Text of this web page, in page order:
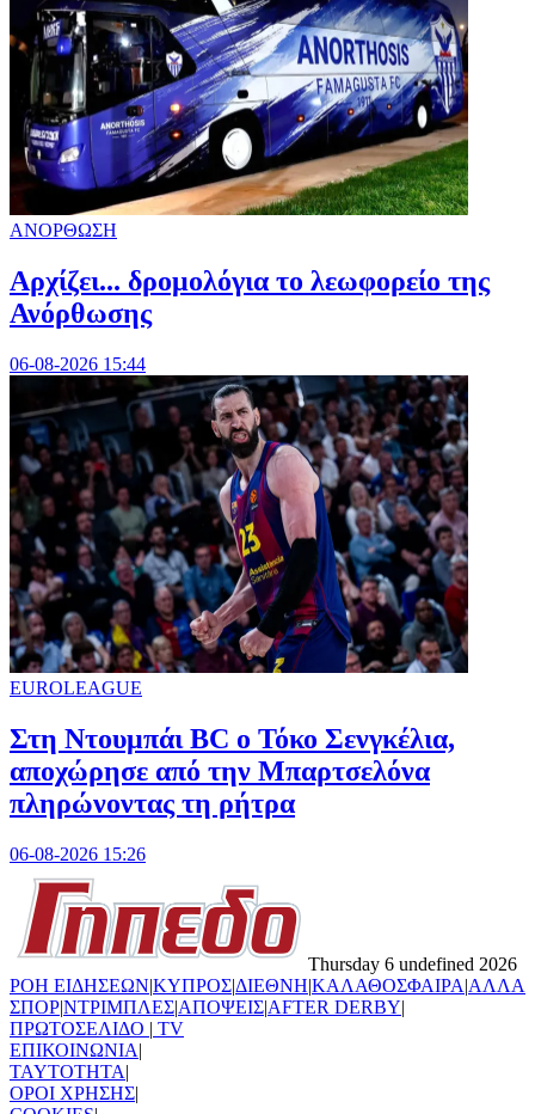
ΑΝΟΡΘΩΣΗ
Αρχίζει... δρομολόγια το λεωφορείο της
Ανόρθωσης
06-08-2026 15:44
EUROLEAGUE
Στη Nτουμπάι BC ο Τόκο Σενγκέλια,
αποχώρησε από την Μπαρτσελόνα
πληρώνοντας τη ρήτρα
06-08-2026 15:26
Thursday 6 undefined 2026
ΡΟΗ ΕΙΔΗΣΕΩΝ|ΚΥΠΡΟΣ|ΔΙΕΘΝΗ|ΚΑΛΑΘΟΣΦΑΙΡΑ|ΑΛΛΑ
ΣΠΟΡ|ΝΤΡΙΜΠΛΕΣ|ΑΠΟΨΕΙΣ|AFTER DERBY|
ΠΡΩΤΟΣΕΛΙΔΟ | TV
ΕΠΙΚΟΙΝΩΝΙΑ|
TAYTOTHTA|
ΟΡΟΙ ΧΡΗΣΗΣ|